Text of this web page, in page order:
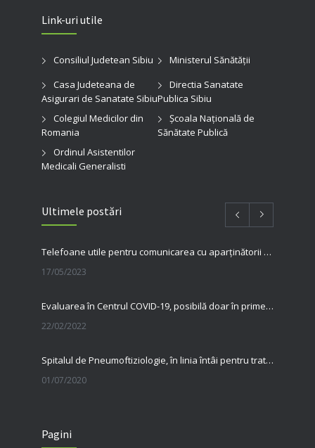
Link-uri utile
Consiliul Judetean Sibiu
Ministerul Sănătății
Casa Judeteana de
Asigurari de Sanatate Sibiu
Directia Sanatate
Publica Sibiu
Colegiul Medicilor din
Romania
Şcoala Naţională de
Sănătate Publică
Ordinul Asistentilor
Medicali Generalisti
Ultimele postări
Telefoane utile pentru comunicarea cu aparținătorii pacienților internați în spitalul nostru
17/05/2023
Evaluarea în Centrul COVID-19, posibilă doar în primele 5 zile de la pozitivare
22/02/2022
Spitalul de Pneumoftiziologie, în linia întâi pentru tratarea pacienților cu Covid
01/07/2020
23/06/2020
Pagini